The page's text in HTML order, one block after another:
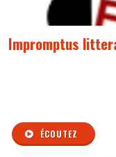
Impromptus
ÉCOUTEZ